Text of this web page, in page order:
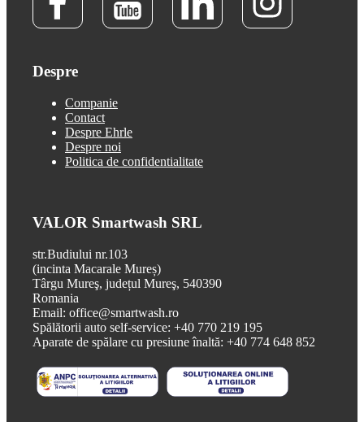
Despre
Companie
Contact
Despre Ehrle
Despre noi
Politica de confidentialitate
VALOR Smartwash SRL
str.Budiului nr.103
(incinta Macarale Mureș)
Târgu Mureş, județul Mureş, 540390
Romania
Email: office@smartwash.ro
Spălătorii auto self-service: +40 770 219 195
Aparate de spălare cu presiune înaltă: +40 774 648 852